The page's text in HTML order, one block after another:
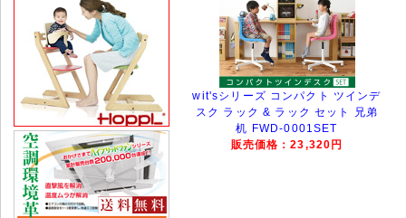
wit'sシリーズ コンパクト ツインデ
スク ラック & ラック セット 兄弟
机 FWD-0001SET
販売価格：23,320円